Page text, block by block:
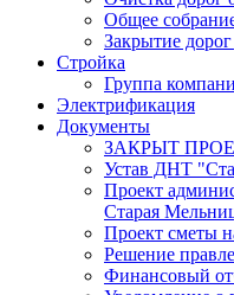
Общее
Закрытие
Стройка
Группа
Электрификация
Документы
ЗАКРЫТ
Устав ДНТ
Проект
Старая
Проект сметы
Решение
Финансовый